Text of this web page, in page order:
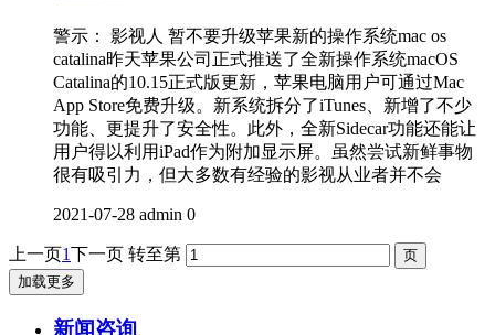
警示： 影视人 暂不要升级苹果新的操作系统mac os
catalina昨天苹果公司正式推送了全新操作系统macOS
Catalina的10.15正式版更新，苹果电脑用户可通过Mac
App Store免费升级。新系统拆分了iTunes、新增了不少
功能、更提升了安全性。此外，全新Sidecar功能还能让
用户得以利用iPad作为附加显示屏。虽然尝试新鲜事物
很有吸引力，但大多数有经验的影视从业者并不会
2021-07-28 admin 0
上一页1下一页 转至第
加载更多
新闻咨询